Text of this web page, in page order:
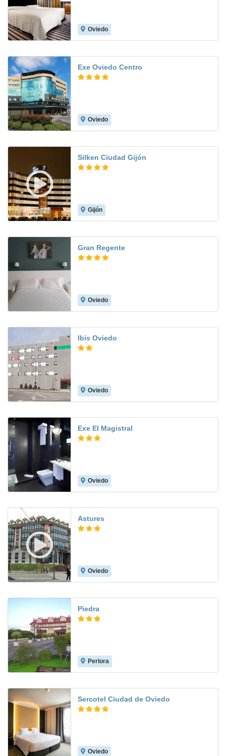
Oviedo
Exe Oviedo Centro
Oviedo
Silken Ciudad Gijón
Gijón
Gran Regente
Oviedo
Ibis Oviedo
Oviedo
Exe El Magistral
Oviedo
Astures
Oviedo
Piedra
Perlora
Sercotel Ciudad de Oviedo
Oviedo